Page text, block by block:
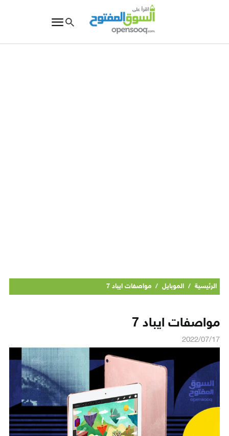
الرئيسية / الموبايل / مواصفات ايباد 7
مواصفات ايباد 7
2022/07/17